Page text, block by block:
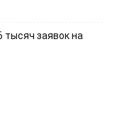
тысяч заявок на